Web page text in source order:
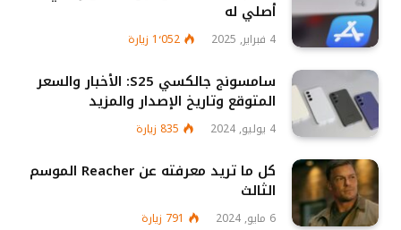
أصلي له
4 فبراير, 2025 1٬052 زيارة
سامسونج جالكسي S25: الأخبار والسعر
المتوقع وتاريخ الإصدار والمزيد
4 يوليو, 2024 835 زيارة
كل ما تريد معرفته عن Reacher الموسم
الثالث
6 مايو, 2024 791 زيارة